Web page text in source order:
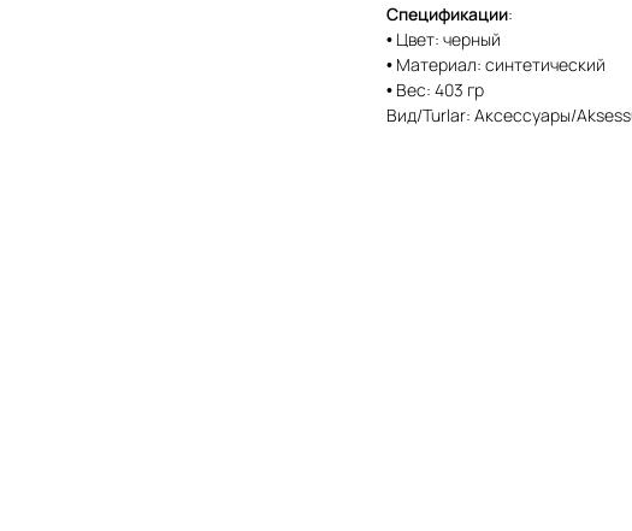
Спецификации:
• Цвет: черный
• Материал: синтетический
• Вес: 403 гр
Вид/Turlar: Аксессуары/